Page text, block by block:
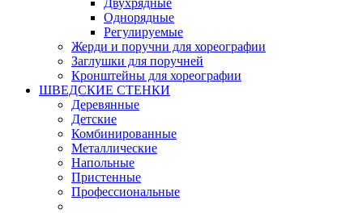
Двухрядные
Однорядные
Регулируемые
Жерди и поручни для хореографии
Заглушки для поручней
Кронштейны для хореографии
ШВЕДСКИЕ СТЕНКИ
Деревянные
Детские
Комбинированные
Металлические
Напольные
Пристенные
Профессиональные